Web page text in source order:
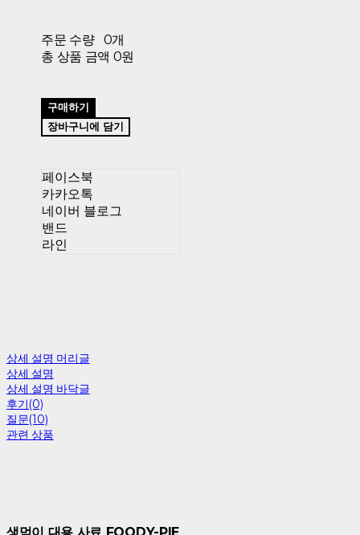
주문 수량
0개
총 상품 금액 0원
구매하기
장바구니에 담기
페이스북
카카오톡
네이버 블로그
밴드
라인
상세 설명 머리글
상세 설명
상세 설명 바닥글
후기(0)
질문(10)
관련 상품
생먹이 대용 사료 FOODY-PIE